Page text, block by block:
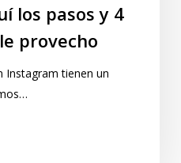
los pasos y 4
provecho
Instagram tienen un